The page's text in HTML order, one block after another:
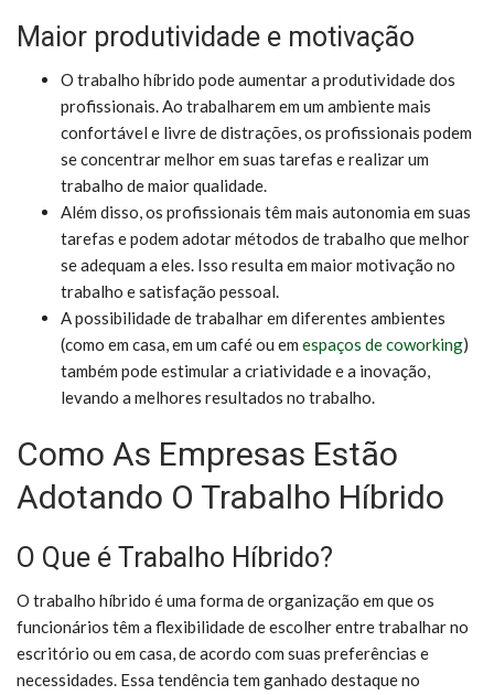
Maior produtividade e motivação
O trabalho híbrido pode aumentar a produtividade dos
profissionais. Ao trabalharem em um ambiente mais
confortável e livre de distrações, os profissionais podem
se concentrar melhor em suas tarefas e realizar um
trabalho de maior qualidade.
Além disso, os profissionais têm mais autonomia em suas
tarefas e podem adotar métodos de trabalho que melhor
se adequam a eles. Isso resulta em maior motivação no
trabalho e satisfação pessoal.
A possibilidade de trabalhar em diferentes ambientes
(como em casa, em um café ou em espaços de coworking)
também pode estimular a criatividade e a inovação,
levando a melhores resultados no trabalho.
Como As Empresas Estão
Adotando O Trabalho Híbrido
O Que é Trabalho Híbrido?
O trabalho híbrido é uma forma de organização em que os
funcionários têm a flexibilidade de escolher entre trabalhar no
escritório ou em casa, de acordo com suas preferências e
necessidades. Essa tendência tem ganhado destaque no